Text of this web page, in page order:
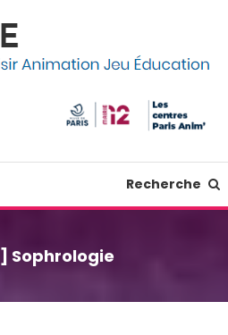
Recherche
Sophrologie